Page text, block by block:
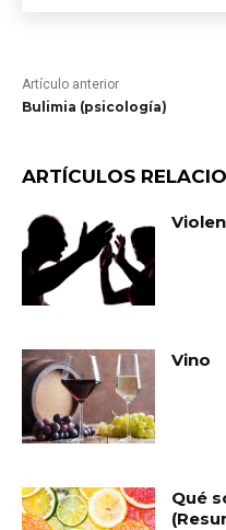
Artículo anterior
Bulimia (psicología)
ARTÍCULOS
Vino
Qué